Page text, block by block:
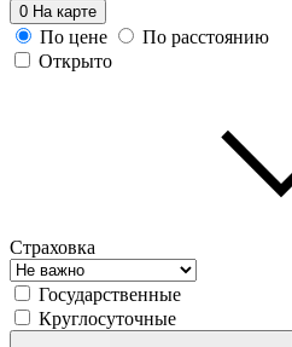
0 На карте
По цене
По расстоянию
Открыто
Страховка
Государственные
Круглосуточные